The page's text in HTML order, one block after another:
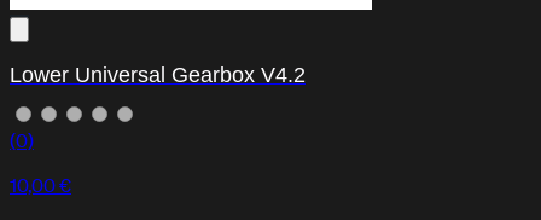
Lower Universal Gearbox V4.2
(0)
10,00 €